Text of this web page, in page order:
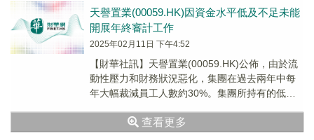
天譽置業(00059.HK)因資金水平低及不足未能
開展年終審計工作
2025年02月11日 下午4:52
【財華社訊】天譽置業(00059.HK)公佈，由於流
動性壓力和財務狀況惡化，集團在過去兩年中每
年大幅裁減員工人數約30%。集團所持有的低水
查看更多